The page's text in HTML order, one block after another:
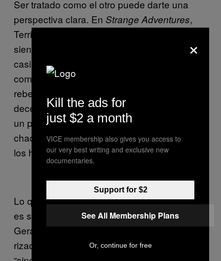
Ser tratado como el otro puede darte una
perspectiva clara. En Strange Adventures,
Terrific disfruta del odio que otras personas
sienten hacia él. Cuando la policía espacial
casi lo mata en su cama, Terrific reacciona
como si lo hubiera despertado una mascota
rebelde o un niño asustado en lugar de
decenas de alienígenas con armas. Sirve a
un poder superior y está escrito en su
chaqueta: fair play. Un análisis imparcial de
los hechos. La verdad.
Lo que hace que Terrific se sienta negro no
es solo la forma en que el artista Mitch
Gerard ilustra sus fosas nasales o su cabello
rizado, sino una cierta cualidad de
×
Kill the ads for
just $2 a month
VICE membership also gives you access to
our very best writing and exclusive new
documentaries.
Support for $2
See All Membership Plans
Or, continue for free